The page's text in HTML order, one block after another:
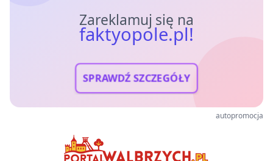
Zareklamuj się na
faktyopole.pl!
SPRAWDŹ SZCZEGÓŁY
autopromocja